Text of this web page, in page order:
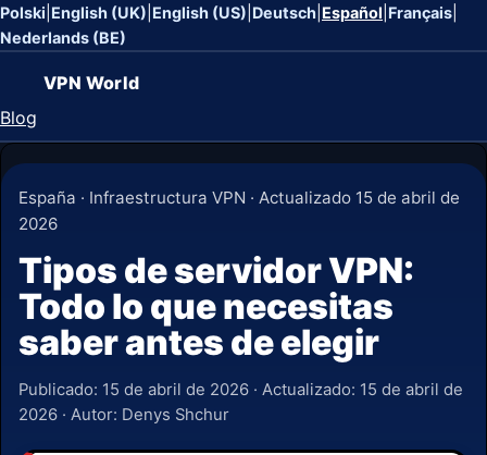
Polski English (UK) English (US) Deutsch Español Français
Nederlands (BE)
VPN World
Blog
España · Infraestructura VPN · Actualizado 15 de abril de
2026
Tipos de servidor VPN:
Todo lo que necesitas
saber antes de elegir
Publicado: 15 de abril de 2026 · Actualizado: 15 de abril de
2026 · Autor: Denys Shchur